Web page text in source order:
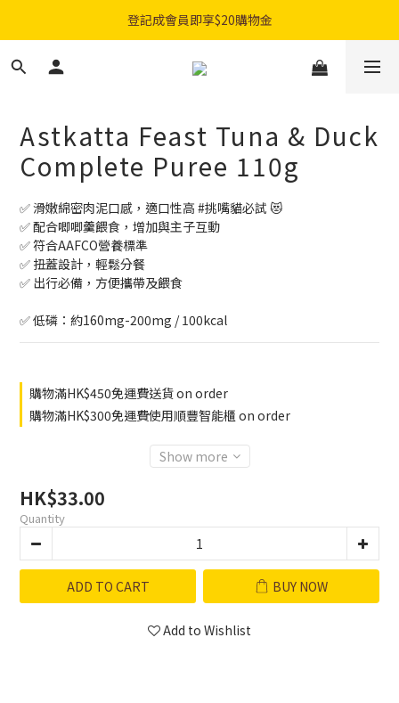
購物滿$300免費順豐智能櫃｜$450免費送貨上門
登記成會員即享$20購物金
購物滿$300免費順豐智能櫃｜$450免費送貨上門
Astkatta Feast Tuna & Duck
Complete Puree 110g
✅️ 滑嫩綿密肉泥口感，適口性高 #挑嘴貓必試 😻
✅️ 配合唧唧羹餵食，增加與主子互動
✅️ 符合AAFCO營養標準
✅️ 扭蓋設計，輕鬆分餐
✅️ 出行必備，方便攜帶及餵食
✅ 低磷：約160mg-200mg / 100kcal
購物滿HK$450免運費送貨 on order
購物滿HK$300免運費使用順豐智能櫃 on order
Show more
HK$33.00
Quantity
ADD TO CART BUY NOW
Add to Wishlist